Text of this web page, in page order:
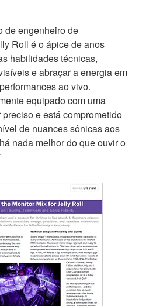
de engenheiro de
Roll é o ápice de anos
habilidades técnicas,
e abraçar a energia em
ao vivo.
equipado com uma
e está comprometido
de nuances sônicas aos
nada melhor do que ouvir o